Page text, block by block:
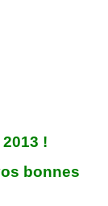
!
bonnes